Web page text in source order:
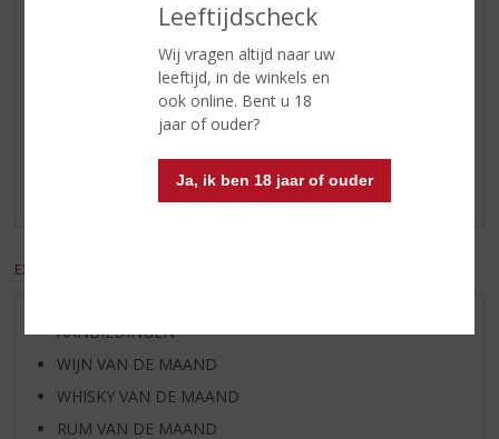
Leeftijdscheck
Wij vragen altijd naar uw
leeftijd, in de winkels en
ook online. Bent u 18
jaar of ouder?
Ja, ik ben 18 jaar of ouder
afdronk.
Reviews
Er zijn nog geen reviews geplaatst voor dit product
EXCL. BTW
AANBIEDINGEN
WIJN VAN DE MAAND
WHISKY VAN DE MAAND
RUM VAN DE MAAND